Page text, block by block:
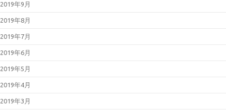
2019年9月
2019年8月
2019年7月
2019年6月
2019年5月
2019年4月
2019年3月